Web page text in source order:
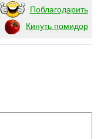
Поблагодарить
Кинуть помидор